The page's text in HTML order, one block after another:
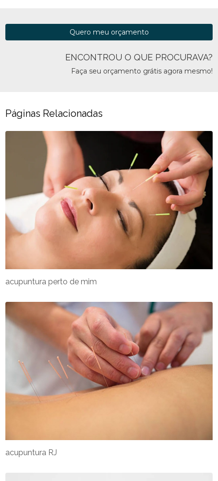
ENCONTROU O QUE PROCURAVA?
Faça seu orçamento grátis agora mesmo!
Quero meu orçamento
Páginas Relacionadas
acupuntura RJ
acupuntura perto de mim